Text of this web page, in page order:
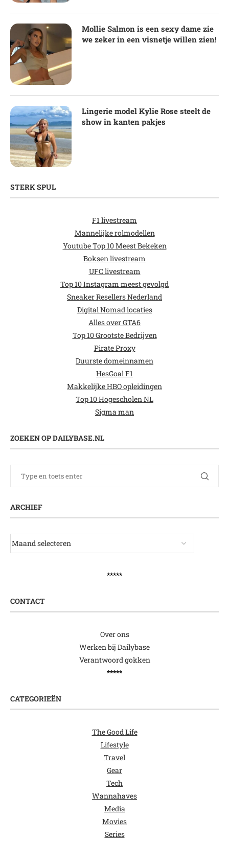
Mollie Salmon is een sexy dame zie
we zeker in een visnetje willen zien!
Lingerie model Kylie Rose steelt de
show in kanten pakjes
STERK SPUL
F1 livestream
Mannelijke rolmodellen
Youtube Top 10 Meest Bekeken
Boksen livestream
UFC livestream
Top 10 Instagram meest gevolgd
Sneaker Resellers Nederland
Digital Nomad locaties
Alles over GTA6
Top 10 Grootste Bedrijven
Pirate Proxy
Duurste domeinnamen
HesGoal F1
Makkelijke HBO opleidingen
Top 10 Hogescholen NL
Sigma man
ZOEKEN OP DAILYBASE.NL
ARCHIEF
*****
CONTACT
Over ons
Werken bij Dailybase
Verantwoord gokken
*****
CATEGORIEËN
The Good Life
Lifestyle
Travel
Gear
Tech
Wannahaves
Media
Movies
Series